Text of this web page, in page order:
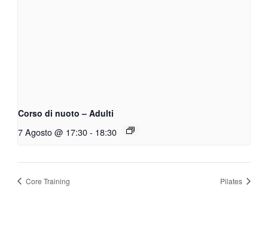
Corso di nuoto – Adulti
7 Agosto @ 17:30 - 18:30
Core Training Pilates